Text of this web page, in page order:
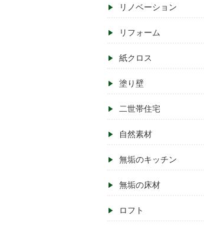
リノベーション
リフォーム
紙クロス
塗り壁
二世帯住宅
自然素材
無垢のキッチン
無垢の床材
ロフト